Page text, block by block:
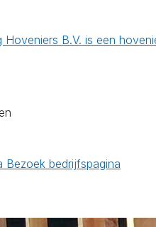
Hoveniers B.V. is een
Bezoek bedrijfspagina